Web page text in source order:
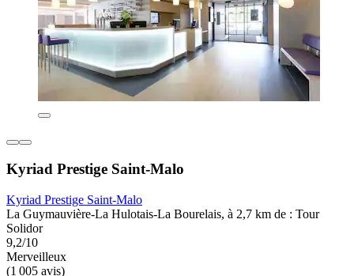
Kyriad Prestige Saint-Malo
Kyriad Prestige Saint-Malo
La Guymauvière-La Hulotais-La Bourelais, à 2,7 km de : Tour
Solidor
9,2/10
Merveilleux
(1 005 avis)